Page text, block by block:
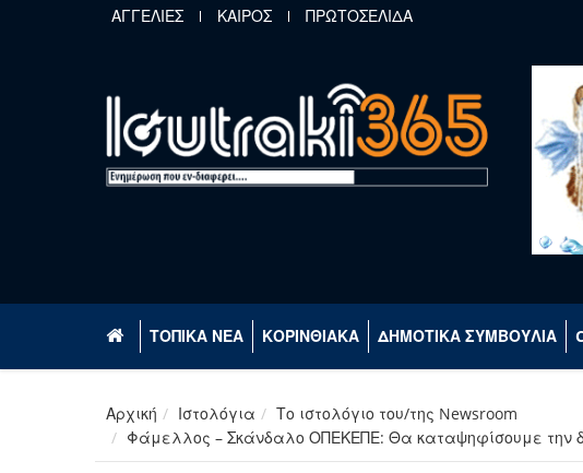
Παράκαμψη προς το κυρίως περιεχόμενο
ΑΓΓΕΛΙΕΣ ΚΑΙΡΟΣ ΠΡΩΤΟΣΕΛΙΔΑ
ΤΟΠΙΚΑ ΝΕΑ ΚΟΡΙΝΘΙΑΚΑ ΔΗΜΟΤΙΚΑ ΣΥΜΒΟΥΛΙΑ
Αρχική Ιστολόγια
Το ιστολόγιο του/της Newsroom
Φάμελλος – Σκάνδαλο ΟΠΕΚΕΠΕ: Θα καταψηφίσουμε την